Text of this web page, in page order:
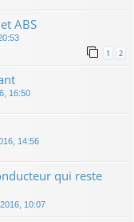
ABS
1 2
16:50
14:56
qui reste
10:07